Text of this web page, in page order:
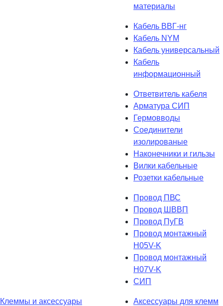
материалы
Кабель ВВГ-нг
Кабель NYM
Кабель универсальный
Кабель
информационный
Ответвитель кабеля
Арматура СИП
Гермовводы
Соединители
изолированые
Наконечники и гильзы
Вилки кабельные
Розетки кабельные
Провод ПВС
Провод ШВВП
Провод ПуГВ
Провод монтажный
H05V-K
Провод монтажный
H07V-K
СИП
Клеммы и аксессуары
Аксессуары для клемм